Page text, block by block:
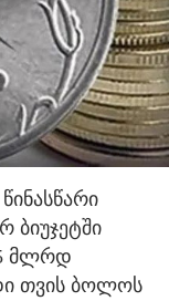
ბიუჯეტში
მლრდ
თვის ბოლოს